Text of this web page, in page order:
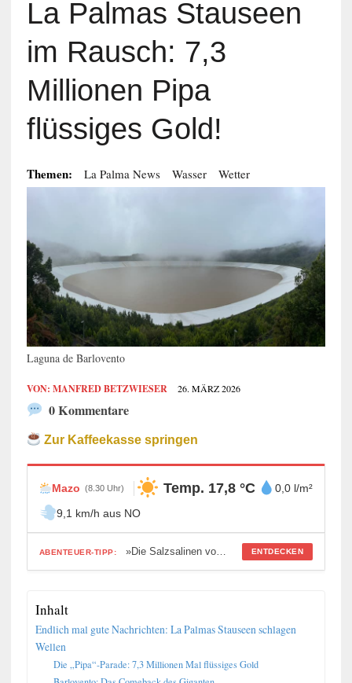
La Palmas Stauseen
im Rausch: 7,3
Millionen Pipa
flüssiges Gold!
Themen: La Palma News Wasser Wetter
Laguna de Barlovento
VON: MANFRED BETZWIESER 26. MÄRZ 2026
0 Kommentare
Zur Kaffeekasse springen
Mazo (8.30 Uhr) Temp. 17,8 °C
0,0 l/m²
9,1 km/h aus NO
ABENTEUER-TIPP: »Die Salzsalinen von Fuencaliente« ENTDECKEN
Inhalt
Endlich mal gute Nachrichten: La Palmas Stauseen schlagen
Wellen
Die „Pipa“-Parade: 7,3 Millionen Mal flüssiges Gold